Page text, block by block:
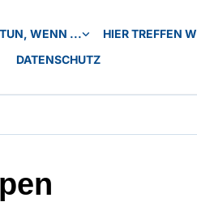
WENN ...
HIER TREFFEN
DATENSCHUTZ